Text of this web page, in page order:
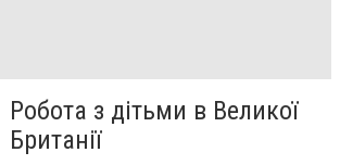
Робота з дітьми в Великої
Британії